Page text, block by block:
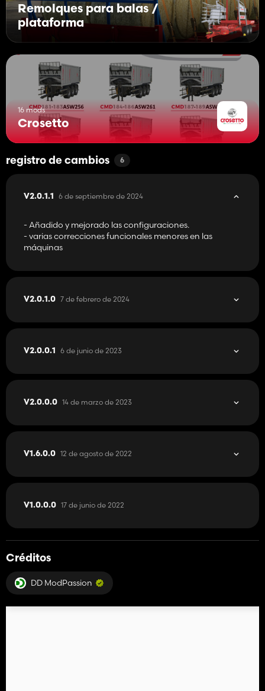
Remolques para balas /
plataforma
16 mods
Crosetto
registro de cambios 6
V2.0.1.1 6 de septiembre de 2024
- Añadido y mejorado las configuraciones.
- varias correcciones funcionales menores en las
máquinas
V2.0.1.0 7 de febrero de 2024
V2.0.0.1 6 de junio de 2023
V2.0.0.0 14 de marzo de 2023
V1.6.0.0 12 de agosto de 2022
V1.0.0.0 17 de junio de 2022
Créditos
DD ModPassion